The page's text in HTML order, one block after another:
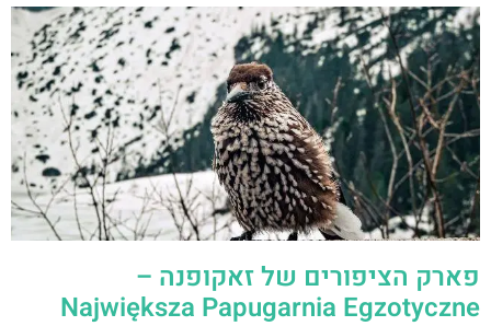
פארק הציפורים של זאקופנה –
Największa Papugarnia Egzotyczne
Zakopane